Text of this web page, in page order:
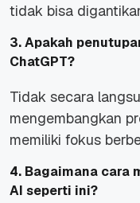
tidak bisa
3. Apakah
ChatGPT?
Tidak secara
mengembangkan
memiliki fokus
4. Bagaimana cara
AI seperti ini?